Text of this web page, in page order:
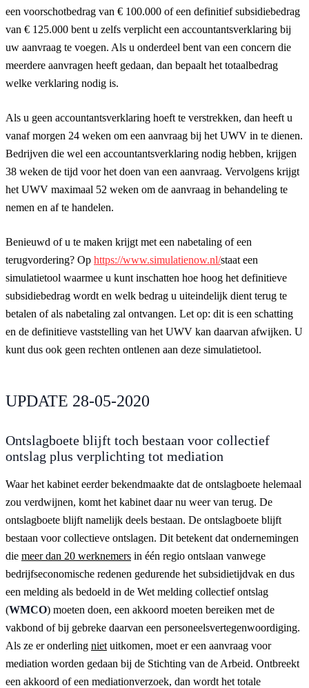
een voorschotbedrag van € 100.000 of een definitief subsidiebedrag
van € 125.000 bent u zelfs verplicht een accountantsverklaring bij
uw aanvraag te voegen. Als u onderdeel bent van een concern die
meerdere aanvragen heeft gedaan, dan bepaalt het totaalbedrag
welke verklaring nodig is.
Als u geen accountantsverklaring hoeft te verstrekken, dan heeft u
vanaf morgen 24 weken om een aanvraag bij het UWV in te dienen.
Bedrijven die wel een accountantsverklaring nodig hebben, krijgen
38 weken de tijd voor het doen van een aanvraag. Vervolgens krijgt
het UWV maximaal 52 weken om de aanvraag in behandeling te
nemen en af te handelen.
Benieuwd of u te maken krijgt met een nabetaling of een
terugvordering? Op https://www.simulatienow.nl/staat een
simulatietool waarmee u kunt inschatten hoe hoog het definitieve
subsidiebedrag wordt en welk bedrag u uiteindelijk dient terug te
betalen of als nabetaling zal ontvangen. Let op: dit is een schatting
en de definitieve vaststelling van het UWV kan daarvan afwijken. U
kunt dus ook geen rechten ontlenen aan deze simulatietool.
UPDATE 28-05-2020
Ontslagboete blijft toch bestaan voor collectief
ontslag plus verplichting tot mediation
Waar het kabinet eerder bekendmaakte dat de ontslagboete helemaal
zou verdwijnen, komt het kabinet daar nu weer van terug. De
ontslagboete blijft namelijk deels bestaan. De ontslagboete blijft
bestaan voor collectieve ontslagen. Dit betekent dat ondernemingen
die meer dan 20 werknemers in één regio ontslaan vanwege
bedrijfseconomische redenen gedurende het subsidietijdvak en dus
een melding als bedoeld in de Wet melding collectief ontslag
(WMCO) moeten doen, een akkoord moeten bereiken met de
vakbond of bij gebreke daarvan een personeelsvertegenwoordiging.
Als ze er onderling niet uitkomen, moet er een aanvraag voor
mediation worden gedaan bij de Stichting van de Arbeid. Ontbreekt
een akkoord of een mediationverzoek, dan wordt het totale